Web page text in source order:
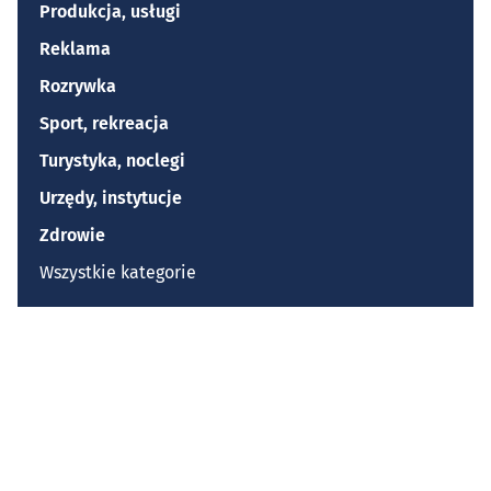
Produkcja, usługi
Reklama
Rozrywka
Sport, rekreacja
Turystyka, noclegi
Urzędy, instytucje
Zdrowie
Wszystkie kategorie